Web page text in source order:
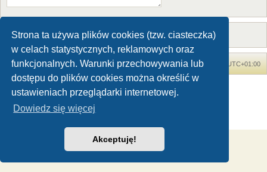
Strona ta używa plików cookies (tzw. ciasteczka)
w celach statystycznych, reklamowych oraz
funkcjonalnych. Warunki przechowywania lub
dostępu do plików cookies można określić w
ustawieniach przeglądarki internetowej.
Dowiedz się więcej
Akceptuję!
Forum Dinozaury.com Strona główna Strefa czasowa UTC+01:00
Technologię dostarczaphpBB® Forum Software © phpBB Limited
Polski pakiet językowy dostarcza